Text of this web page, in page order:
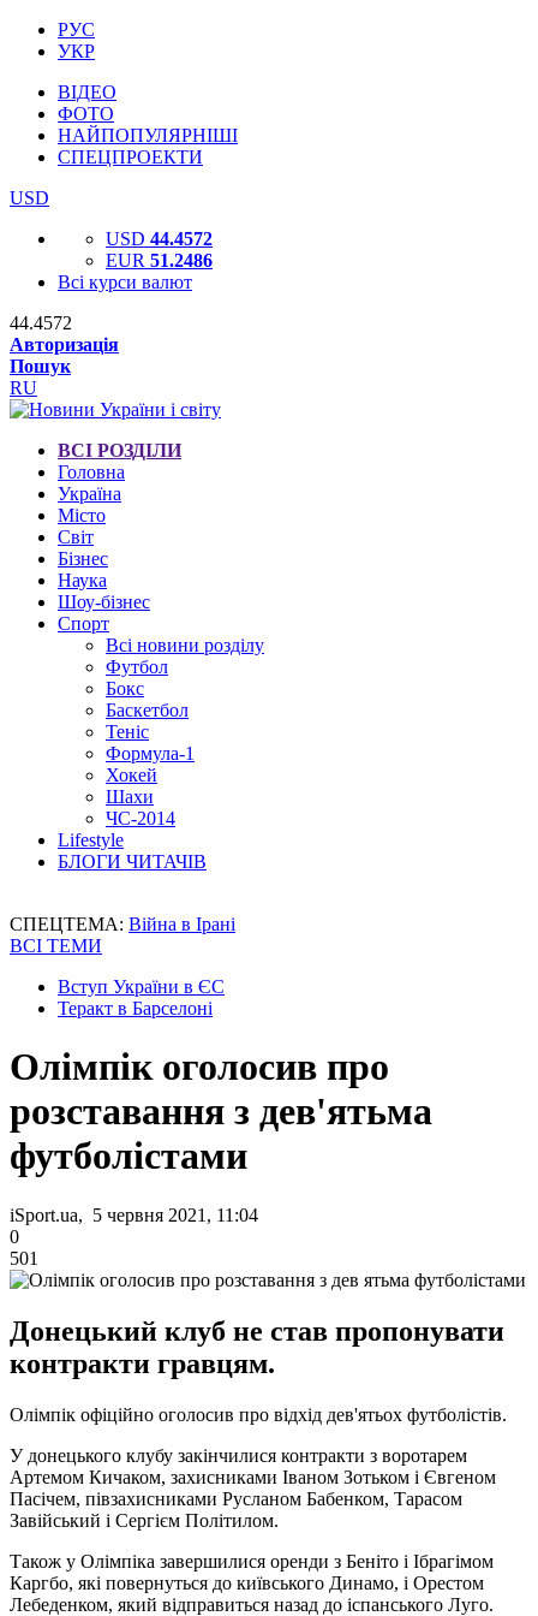
РУС
УКР
ВІДЕО
ФОТО
НАЙПОПУЛЯРНІШІ
СПЕЦПРОЕКТИ
USD
USD 44.4572
EUR 51.2486
Всі курси валют
44.4572
Авторизація
Пошук
RU
ВСІ РОЗДІЛИ
Головна
Україна
Місто
Світ
Бізнес
Наука
Шоу-бізнес
Спорт
Всі новини розділу
Футбол
Бокс
Баскетбол
Теніс
Формула-1
Хокей
Шахи
ЧС-2014
Lifestyle
БЛОГИ ЧИТАЧІВ
СПЕЦТЕМА: Війна в Ірані
ВСІ ТЕМИ
Вступ України в ЄС
Теракт в Барселоні
Олімпік оголосив про
розставання з дев'ятьма
футболістами
iSport.ua, 5 червня 2021, 11:04
0
501
Донецький клуб не став пропонувати
контракти гравцям.
Олімпік офіційно оголосив про відхід дев'ятьох футболістів.
У донецького клубу закінчилися контракти з воротарем
Артемом Кичаком, захисниками Іваном Зотьком і Євгеном
Пасічем, півзахисниками Русланом Бабенком, Тарасом
Завійський і Сергієм Політилом.
Також у Олімпіка завершилися оренди з Беніто і Ібрагімом
Каргбо, які повернуться до київського Динамо, і Орестом
Лебеденком, який відправиться назад до іспанського Луго.